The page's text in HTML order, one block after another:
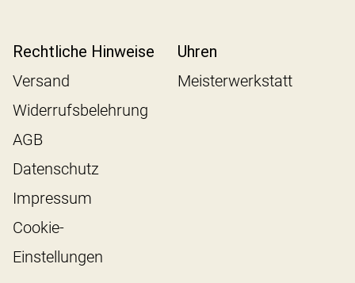
Rechtliche Hinweise
Versand
Widerrufsbelehrung
AGB
Datenschutz
Impressum
Cookie-
Einstellungen
Uhren
Meisterwerkstatt